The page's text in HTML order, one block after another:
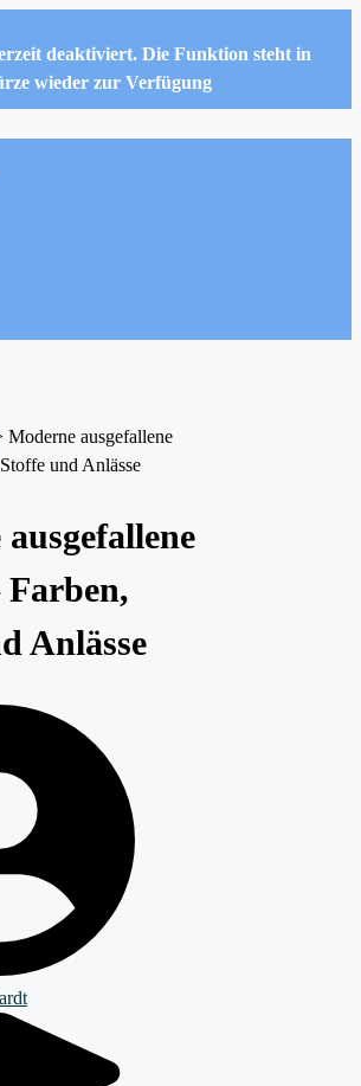
deaktiviert. Die Funktion steht in
wieder zur Verfügung
Moderne ausgefallene
und Anlässe
Farben,
Anlässe